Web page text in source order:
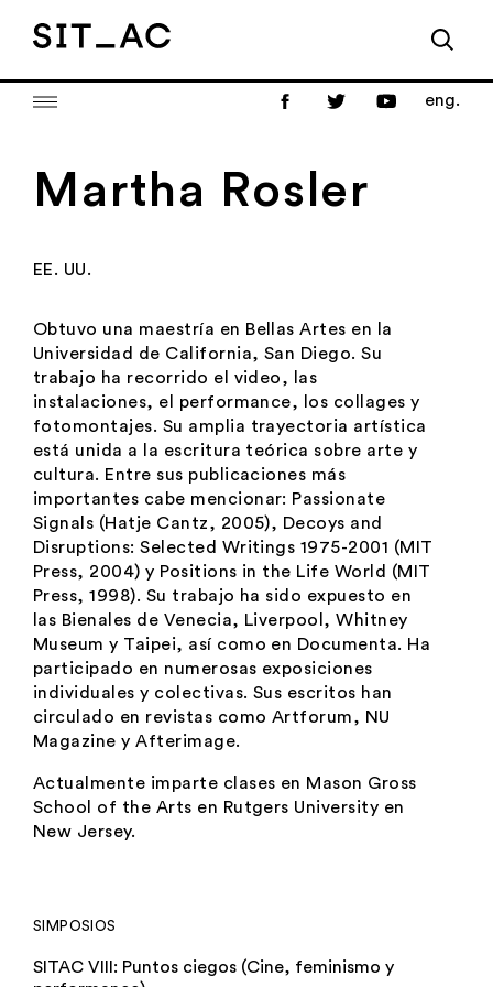
eng.
Martha Rosler
EE. UU.
Obtuvo una maestría en Bellas Artes en la
Universidad de California, San Diego. Su
trabajo ha recorrido el video, las
instalaciones, el performance, los collages y
fotomontajes. Su amplia trayectoria artística
está unida a la escritura teórica sobre arte y
cultura. Entre sus publicaciones más
importantes cabe mencionar: Passionate
Signals (Hatje Cantz, 2005), Decoys and
Disruptions: Selected Writings 1975-2001 (MIT
Press, 2004) y Positions in the Life World (MIT
Press, 1998). Su trabajo ha sido expuesto en
las Bienales de Venecia, Liverpool, Whitney
Museum y Taipei, así como en Documenta. Ha
participado en numerosas exposiciones
individuales y colectivas. Sus escritos han
circulado en revistas como Artforum, NU
Magazine y Afterimage.
Actualmente imparte clases en Mason Gross
School of the Arts en Rutgers University en
New Jersey.
SIMPOSIOS
SITAC VIII: Puntos ciegos (Cine, feminismo y